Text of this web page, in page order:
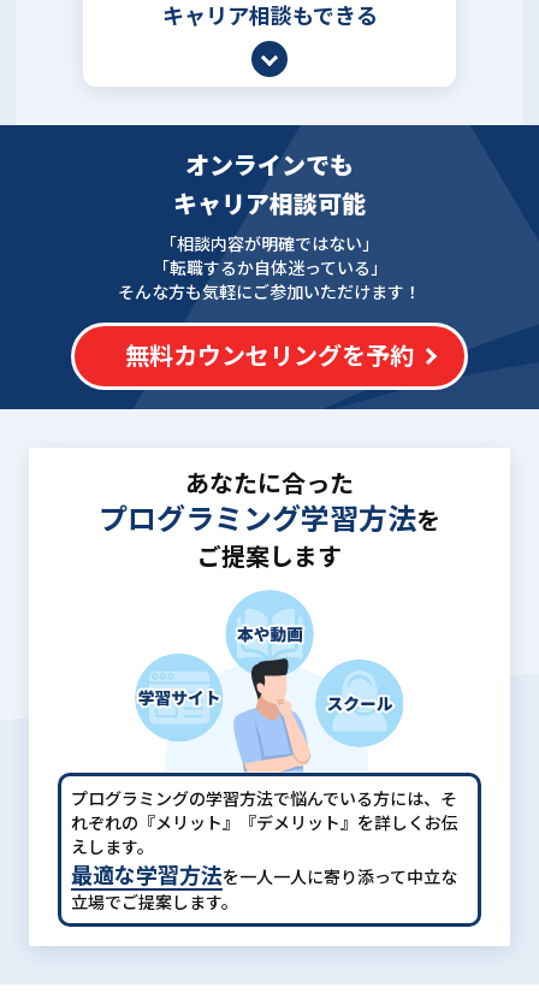
キャリア相談もできる
オンラインでも
キャリア相談可能
「相談内容が明確ではない」
「転職するか自体迷っている」
そんな方も気軽にご参加いただけます！
無料カウンセリングを予約
あなたに合った
プログラミング学習方法を
ご提案します
プログラミングの学習方法で悩んでいる方には、 そ
れぞれの『メリット』『デメリット』を詳しくお伝
えします。
最適な学習方法を一人一人に寄り添って中立な
立場でご提案します。